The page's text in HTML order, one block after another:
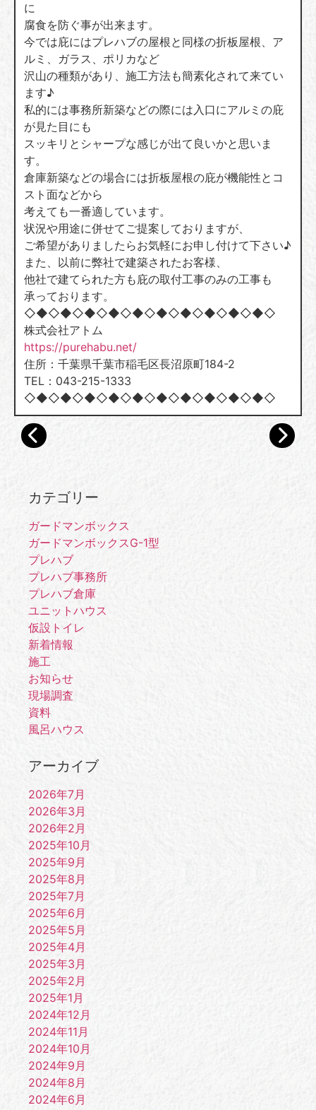
に
腐食を防ぐ事が出来ます。
今では庇にはプレハブの屋根と同様の折板屋根、ア
ルミ、ガラス、ポリカなど
沢山の種類があり、施工方法も簡素化されて来てい
ます♪
私的には事務所新築などの際には入口にアルミの庇
が見た目にも
スッキリとシャープな感じが出て良いかと思いま
す。
倉庫新築などの場合には折板屋根の庇が機能性とコ
スト面などから
考えても一番適しています。
状況や用途に併せてご提案しておりますが、
ご希望がありましたらお気軽にお申し付けて下さい♪
また、以前に弊社で建築されたお客様、
他社で建てられた方も庇の取付工事のみの工事も
承っております。
◇◆◇◆◇◆◇◆◇◆◇◆◇◆◇◆◇◆◇◆◇
株式会社アトム
https://purehabu.net/
住所：千葉県千葉市稲毛区長沼原町184-2
TEL：043-215-1333
◇◆◇◆◇◆◇◆◇◆◇◆◇◆◇◆◇◆◇◆◇
カテゴリー
ガードマンボックス
ガードマンボックスG-1型
プレハブ
プレハブ事務所
プレハブ倉庫
ユニットハウス
仮設トイレ
新着情報
施工
お知らせ
現場調査
資料
風呂ハウス
アーカイブ
2026年7月
2026年3月
2026年2月
2025年10月
2025年9月
2025年8月
2025年7月
2025年6月
2025年5月
2025年4月
2025年3月
2025年2月
2025年1月
2024年12月
2024年11月
2024年10月
2024年9月
2024年8月
2024年6月